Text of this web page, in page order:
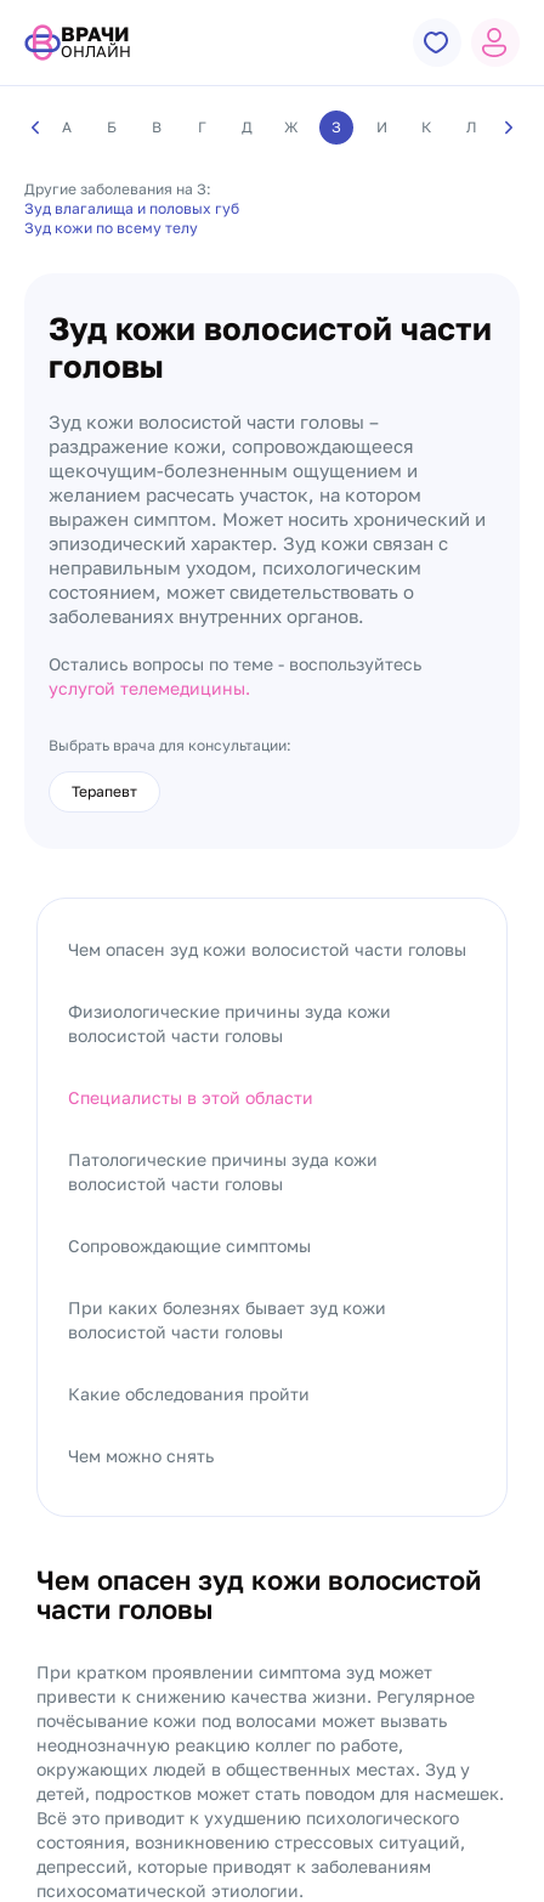
ВРАЧИ
ОНЛАЙН
А Б В Г Д Ж З И К Л М
Другие заболевания на З:
Зуд влагалища и половых губ
Зуд кожи по всему телу
Зуд кожи волосистой части
головы
Зуд кожи волосистой части головы –
раздражение кожи, сопровождающееся
щекочущим-болезненным ощущением и
желанием расчесать участок, на котором
выражен симптом. Может носить хронический и
эпизодический характер. Зуд кожи связан с
неправильным уходом, психологическим
состоянием, может свидетельствовать о
заболеваниях внутренних органов.
Остались вопросы по теме - воспользуйтесь
услугой телемедицины.
Выбрать врача для консультации:
Терапевт
Чем опасен зуд кожи волосистой
части головы
При кратком проявлении симптома зуд может
привести к снижению качества жизни. Регулярное
почёсывание кожи под волосами может вызвать
неоднозначную реакцию коллег по работе,
окружающих людей в общественных местах. Зуд у
детей, подростков может стать поводом для насмешек.
Всё это приводит к ухудшению психологического
состояния, возникновению стрессовых ситуаций,
депрессий, которые приводят к заболеваниям
психосоматической этиологии.
Чем опасен зуд кожи волосистой части головы
Физиологические причины зуда кожи
волосистой части головы
Специалисты в этой области
Патологические причины зуда кожи
волосистой части головы
Сопровождающие симптомы
При каких болезнях бывает зуд кожи
волосистой части головы
Какие обследования пройти
Чем можно снять